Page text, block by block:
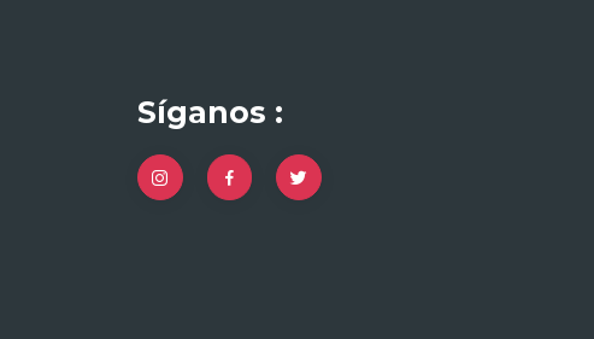
Síganos :